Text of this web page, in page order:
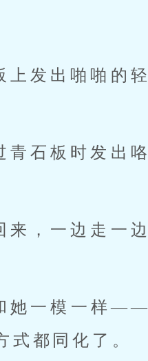
上发出啪啪的
石板时发出
，一边走一
她一模一样
式都同化了。